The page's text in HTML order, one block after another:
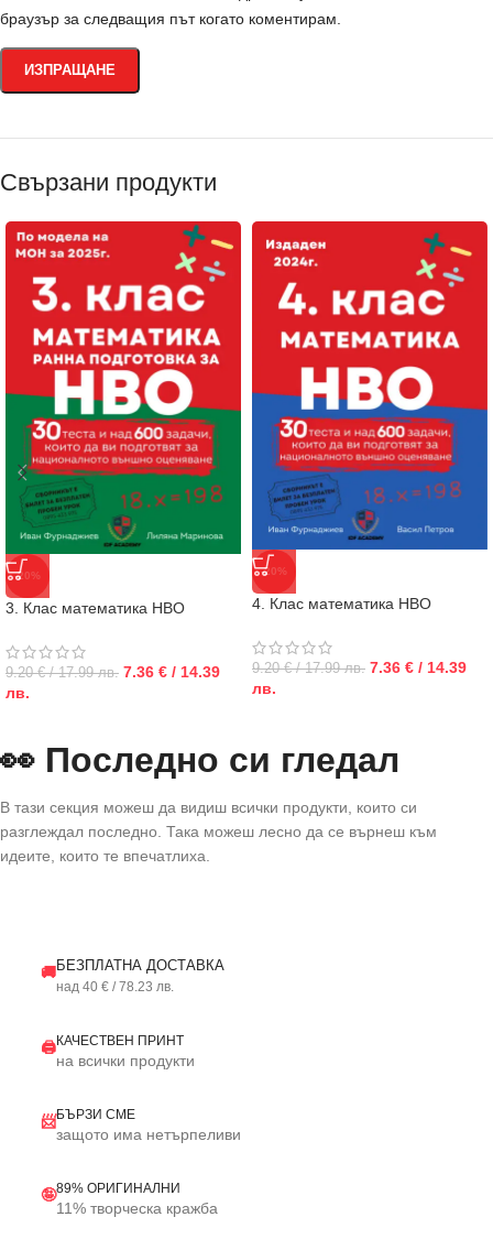
браузър за следващия път когато коментирам.
Свързани продукти
-20%
3. Клас математика НВО
9.20 € / 17.99 лв. 7.36 € / 14.39
лв.
-20%
4. Клас математика НВО
9.20 € / 17.99 лв. 7.36 € / 14.39
лв.
👀 Последно си гледал
В тази секция можеш да видиш всички продукти, които си
разглеждал последно. Така можеш лесно да се върнеш към
идеите, които те впечатлиха.
🚚БЕЗПЛАТНА ДОСТАВКА
над 40 € / 78.23 лв.
🖨️КАЧЕСТВЕН ПРИНТ
на всички продукти
📨БЪРЗИ СМЕ
защото има нетърпеливи
🤪89% ОРИГИНАЛНИ
11% творческа кражба